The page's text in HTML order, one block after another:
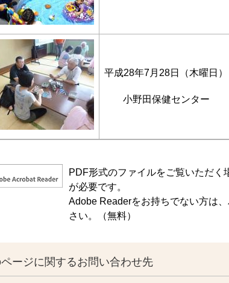
平成28年7月28日（木曜日）
小野田保健センター
PDF形式のファイルをご覧いただ
が必要です。
Adobe Readerをお持ちでない方は
さい。（無料）
ージに関するお問い合わせ先